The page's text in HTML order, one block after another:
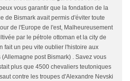
vous garantir que la fondation de la
de Bismark avait permis d'éviter toute
de l'Europe de l'est, Malheureusement
par le pétrole ottoman et la city de
fait un peu vite oublier l'histoire aux
post Bismark) . Savez vous
plus que 4500 chevaliers teutoniques
contre les troupes d'Alexandre Nevski